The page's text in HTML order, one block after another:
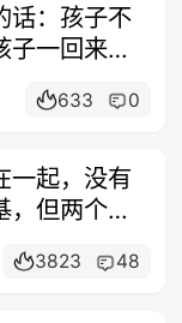
话：孩子不
子一回来，
633 0
一起，没有
但两个人
3823 48